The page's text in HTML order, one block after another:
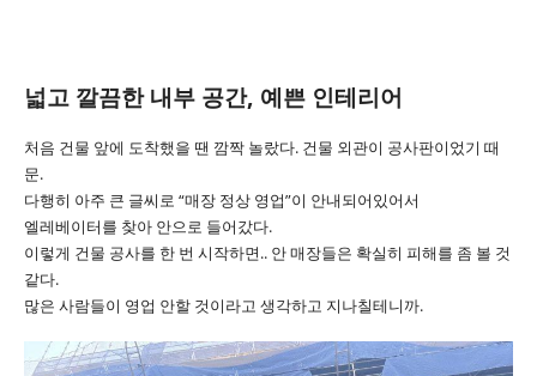
넓고 깔끔한 내부 공간, 예쁜 인테리어
처음 건물 앞에 도착했을 땐 깜짝 놀랐다. 건물 외관이 공사판이었기 때
문.
다행히 아주 큰 글씨로 “매장 정상 영업”이 안내되어있어서
엘레베이터를 찾아 안으로 들어갔다.
이렇게 건물 공사를 한 번 시작하면.. 안 매장들은 확실히 피해를 좀 볼 것
같다.
많은 사람들이 영업 안할 것이라고 생각하고 지나칠테니까.